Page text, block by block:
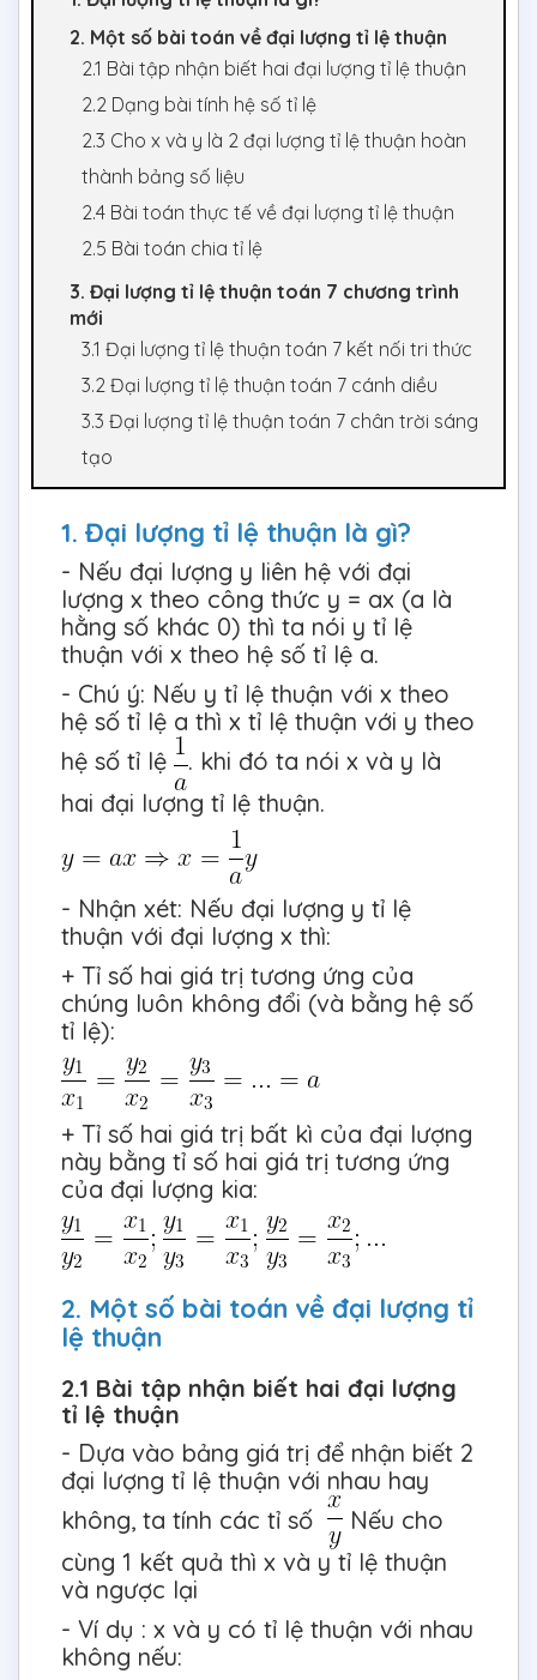
2. Một số bài toán về đại lượng tỉ lệ thuận
2.1 Bài tập nhận biết hai đại lượng tỉ lệ thuận
2.2 Dạng bài tính hệ số tỉ lệ
2.3 Cho x và y là 2 đại lượng tỉ lệ thuận hoàn
thành bảng số liệu
2.4 Bài toán thực tế về đại lượng tỉ lệ thuận
2.5 Bài toán chia tỉ lệ
3. Đại lượng tỉ lệ thuận toán 7 chương trình
mới
3.1 Đại lượng tỉ lệ thuận toán 7 kết nối tri thức
3.2 Đại lượng tỉ lệ thuận toán 7 cánh diều
3.3 Đại lượng tỉ lệ thuận toán 7 chân trời sáng
tạo
1. Đại lượng tỉ lệ thuận là gì?
- Nếu đại lượng y liên hệ với đại
lượng x theo công thức y = ax (a là
hằng số khác 0) thì ta nói y tỉ lệ
thuận với x theo hệ số tỉ lệ a.
- Chú ý: Nếu y tỉ lệ thuận với x theo
hệ số tỉ lệ a thì x tỉ lệ thuận với y theo
hệ số tỉ lệ
. khi đó ta nói x và y là
hai đại lượng tỉ lệ thuận.
- Nhận xét: Nếu đại lượng y tỉ lệ
thuận với đại lượng x thì:
+ Tỉ số hai giá trị tương ứng của
chúng luôn không đổi (và bằng hệ số
tỉ lệ):
+ Tỉ số hai giá trị bất kì của đại lượng
này bằng tỉ số hai giá trị tương ứng
của đại lượng kia:
2. Một số bài toán về đại lượng tỉ
lệ thuận
2.1 Bài tập nhận biết hai đại lượng
tỉ lệ thuận
- Dựa vào bảng giá trị để nhận biết 2
đại lượng tỉ lệ thuận với nhau hay
không, ta tính các tỉ số
Nếu cho
cùng 1 kết quả thì x và y tỉ lệ thuận
và ngược lại
- Ví dụ : x và y có tỉ lệ thuận với nhau
không nếu: